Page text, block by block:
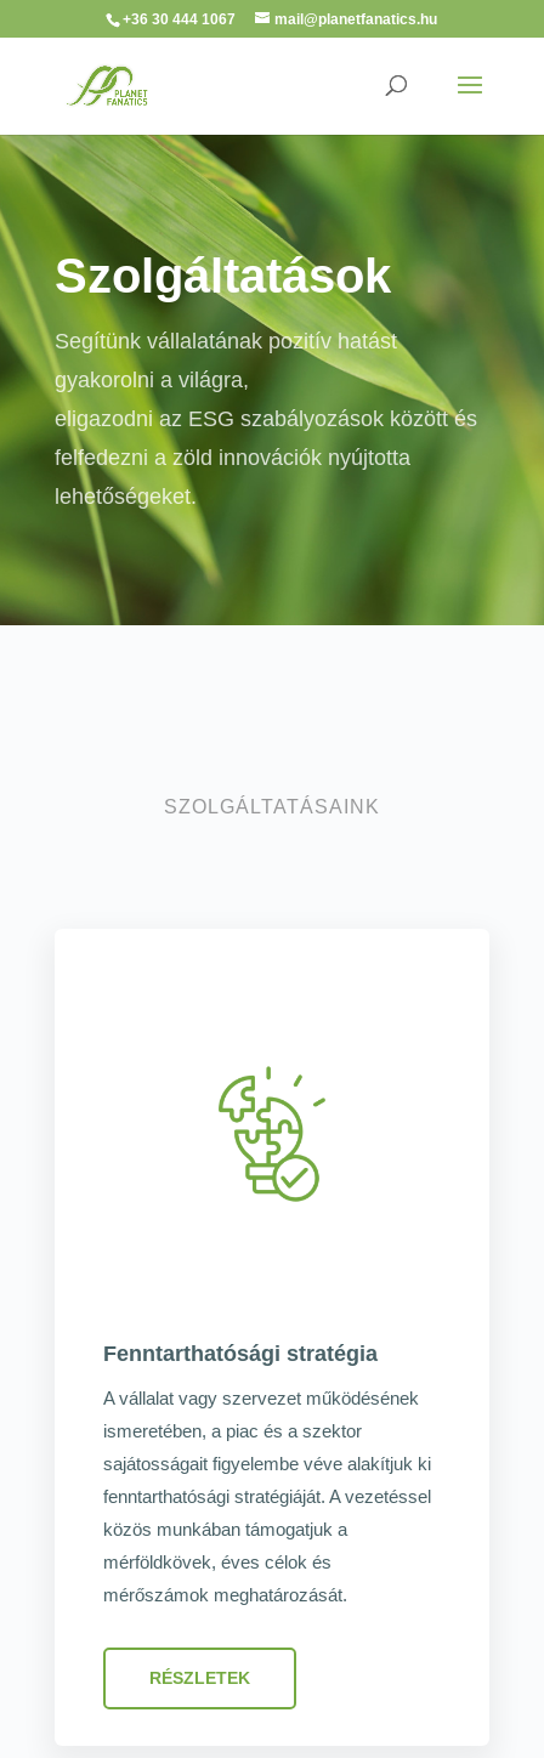
+36 30 444 1067 mail@planetfanatics.hu
Szolgáltatások
Segítünk vállalatának pozitív hatást
gyakorolni a világra,
eligazodni az ESG szabályozások között és
felfedezni a zöld innovációk nyújtotta
lehetőségeket.
SZOLGÁLTATÁSAINK
Fenntarthatósági stratégia
A vállalat vagy szervezet működésének
ismeretében, a piac és a szektor
sajátosságait figyelembe véve alakítjuk ki
fenntarthatósági stratégiáját. A vezetéssel
közös munkában támogatjuk a
mérföldkövek, éves célok és
mérőszámok meghatározását.
RÉSZLETEK